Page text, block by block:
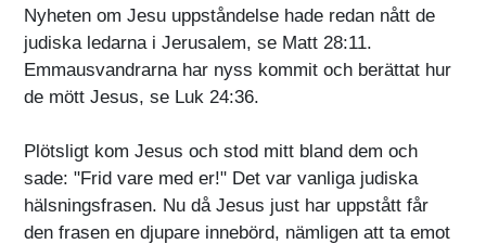
Nyheten om Jesu uppståndelse hade redan nått de
judiska ledarna i Jerusalem, se Matt 28:11.
Emmausvandrarna har nyss kommit och berättat hur
de mött Jesus, se Luk 24:36.
Plötsligt kom Jesus och stod mitt bland dem och
sade: "Frid vare med er!" Det var vanliga judiska
hälsningsfrasen. Nu då Jesus just har uppstått får
den frasen en djupare innebörd, nämligen att ta emot